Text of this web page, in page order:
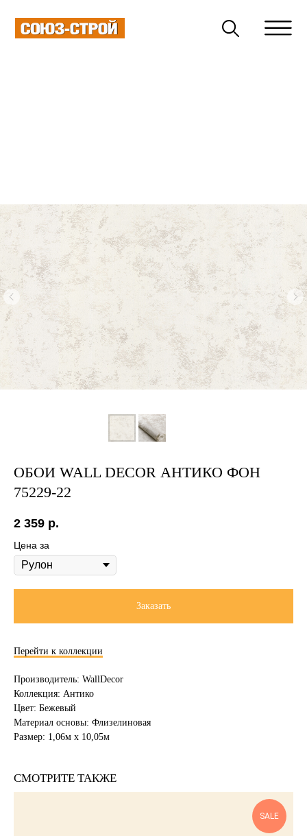
ОБОИ WALL DECOR АНТИКО ФОН
75229-22
2 359 р.
Цена за
Заказать
Перейти к коллекции
Производитель: WallDecor
Коллекция: Антико
Цвет: Бежевый
Материал основы: Флизелиновая
Размер: 1,06м х 10,05м
СМОТРИТЕ ТАКЖЕ
SALE